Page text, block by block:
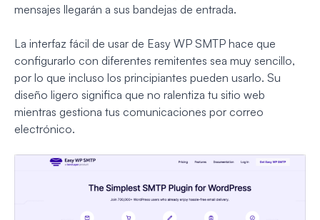
mensajes llegarán a sus bandejas de entrada.
La interfaz fácil de usar de Easy WP SMTP hace que
configurarlo con diferentes remitentes sea muy sencillo,
por lo que incluso los principiantes pueden usarlo. Su
diseño ligero significa que no ralentiza tu sitio web
mientras gestiona tus comunicaciones por correo
electrónico.